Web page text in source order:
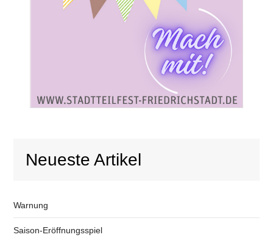
Neueste Artikel
Warnung
Saison-Eröffnungsspiel